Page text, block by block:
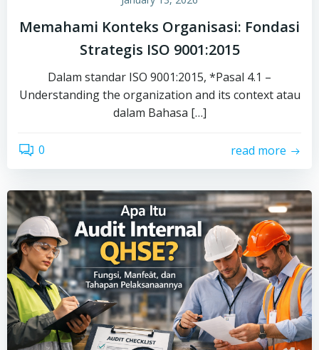
Memahami Konteks Organisasi: Fondasi
Strategis ISO 9001:2015
Dalam standar ISO 9001:2015, *Pasal 4.1 –
Understanding the organization and its context atau
dalam Bahasa […]
0 read more